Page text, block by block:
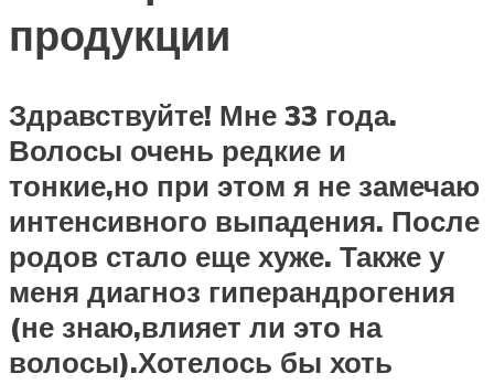
продукции
Здравствуйте! Мне 33 года.
Волосы очень редкие и
тонкие,но при этом я не замечаю
интенсивного выпадения. После
родов стало еще хуже. Также у
меня диагноз гиперандрогения
(не знаю,влияет ли это на
волосы).Хотелось бы хоть